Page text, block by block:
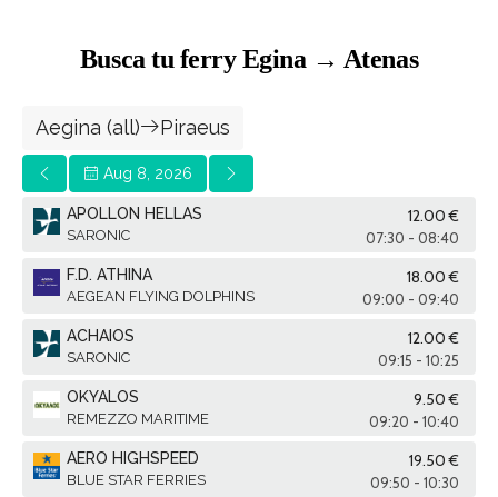
Busca tu ferry Egina → Atenas